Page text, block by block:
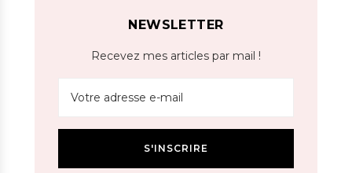
NEWSLETTER
Recevez mes articles par mail !